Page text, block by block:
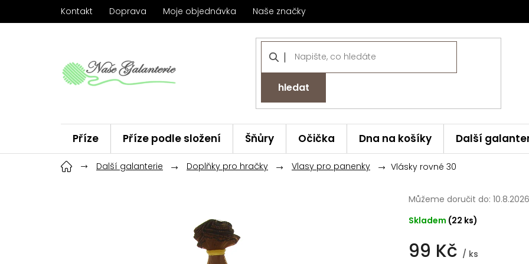
Kontakt Doprava Moje objednávka Naše značky
hledat
Příze Příze podle složení Šňůry Očička Dna na košíky Další
Háčky ChiaoGoo Značky
Další galanterie Doplňky pro hračky Vlasy pro panenky Vlásky rovné 30
99 Kč / ks
Skladem (22 ks)
Můžeme doručit do: 10.8.2026